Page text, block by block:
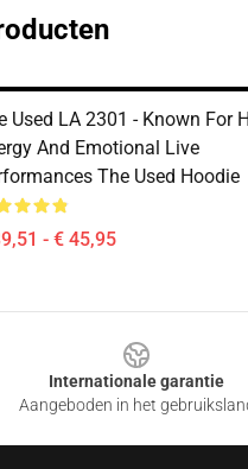
Used LA 2301 - Known For
And Emotional Live
The Used Hoodie
- € 45,95
Internationale garantie
Aangeboden in het